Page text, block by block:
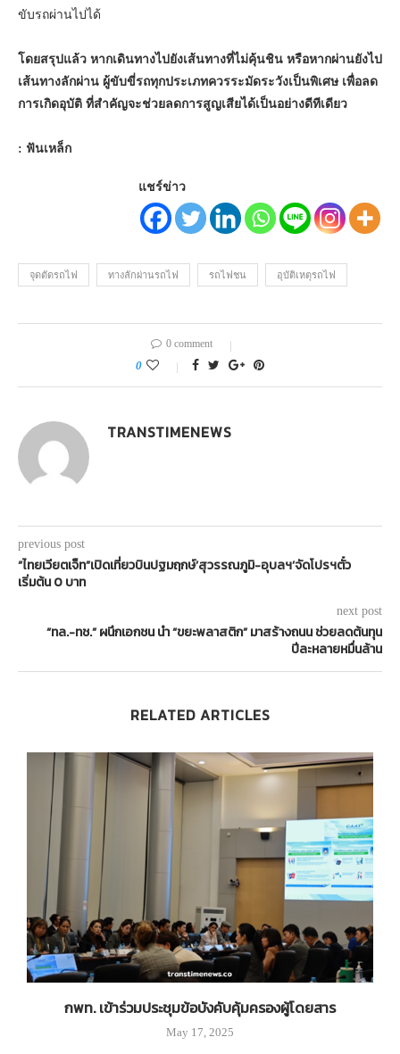
ขับรถผ่านไปได้
โดยสรุปแล้ว หากเดินทางไปยังเส้นทางที่ไม่คุ้นชิน หรือหากผ่านยังไป
เส้นทางลักผ่าน ผู้ขับขี่รถทุกประเภทควรระมัดระวังเป็นพิเศษ เพื่อลด
การเกิดอุบัติ ที่สำคัญจะช่วยลดการสูญเสียได้เป็นอย่างดีทีเดียว
: ฟันเหล็ก
แชร์ข่าว
จุดตัดรถไฟ ทางลักผ่านรถไฟ รถไฟชน อุบัติเหตุรถไฟ
0 comment
0
TRANSTIMENEWS
previous post
“ไทยเวียตเจ็ท”เปิดเที่ยวบินปฐมฤกษ์’สุวรรณภูมิ-อุบลฯ’จัดโปรฯตั๋ว
เริ่มต้น 0 บาท
next post
“ทล.-ทช.” ผนึกเอกชน นำ “ขยะพลาสติก” มาสร้างถนน ช่วยลดต้นทุน
ปีละหลายหมื่นล้าน
RELATED ARTICLES
กพท. เข้าร่วมประชุมข้อบังคับคุ้มครองผู้โดยสาร
May 17, 2025